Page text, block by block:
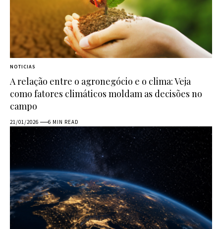
NOTICIAS
A relação entre o agronegócio e o clima: Veja
como fatores climáticos moldam as decisões no
campo
21/01/2026 6 MIN READ